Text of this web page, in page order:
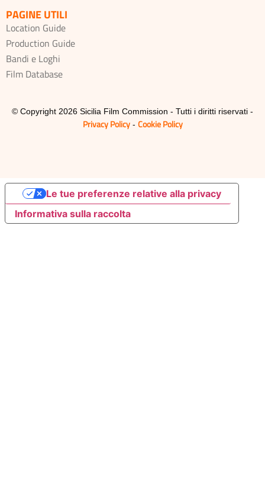
PAGINE UTILI
Location Guide
Production Guide
Bandi e Loghi
Film Database
© Copyright 2026 Sicilia Film Commission - Tutti i diritti riservati -
Privacy Policy- Cookie Policy
Informativa sulla raccolta
Le tue preferenze relative alla privacy